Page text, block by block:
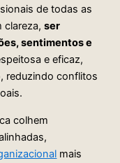
de todas as
clareza,ser
sentimentos e
e eficaz,
reduzindo conflitos
colhem
mais